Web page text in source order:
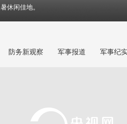
休闲佳地。
防务新观察 军事报道 军事纪